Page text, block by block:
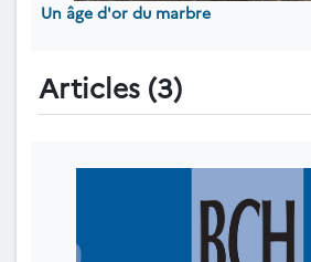
Un âge d'or du marbre
Articles (3)